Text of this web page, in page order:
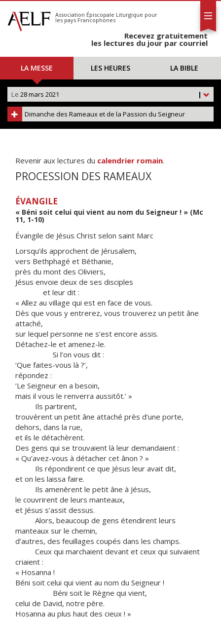
S'abonner
Calendrier
Association Épiscopale Liturgique pour
les pays Francophones
Recevez gratuitement
les lectures du jour par courriel
LA MESSE LES HEURES LA BIBLE
|
Le 28 mars 2021
Dimanche des Rameaux et de la Passion du Seigneur
Revenir aux lectures du calendrier romain.
PROCESSION DES RAMEAUX
ÉVANGILE
« Béni soit celui qui vient au nom du Seigneur ! » (Mc
11, 1-10)
Évangile de Jésus Christ selon saint Marc
Lorsqu’ils approchent de Jérusalem,
vers Bethphagé et Béthanie,
près du mont des Oliviers,
Jésus envoie deux de ses disciples
et leur dit :
« Allez au village qui est en face de vous.
Dès que vous y entrerez, vous trouverez un petit âne
attaché,
sur lequel personne ne s’est encore assis.
Détachez-le et amenez-le.
Si l’on vous dit :
‘Que faites-vous là ?’,
répondez :
‘Le Seigneur en a besoin,
mais il vous le renverra aussitôt.’ »
Ils partirent,
trouvèrent un petit âne attaché près d’une porte,
dehors, dans la rue,
et ils le détachèrent.
Des gens qui se trouvaient là leur demandaient :
« Qu’avez-vous à détacher cet ânon ? »
Ils répondirent ce que Jésus leur avait dit,
et on les laissa faire.
Ils amenèrent le petit âne à Jésus,
le couvrirent de leurs manteaux,
et Jésus s’assit dessus.
Alors, beaucoup de gens étendirent leurs
manteaux sur le chemin,
d’autres, des feuillages coupés dans les champs.
Ceux qui marchaient devant et ceux qui suivaient
criaient :
« Hosanna !
Béni soit celui qui vient au nom du Seigneur !
Béni soit le Règne qui vient,
celui de David, notre père.
Hosanna au plus haut des cieux ! »